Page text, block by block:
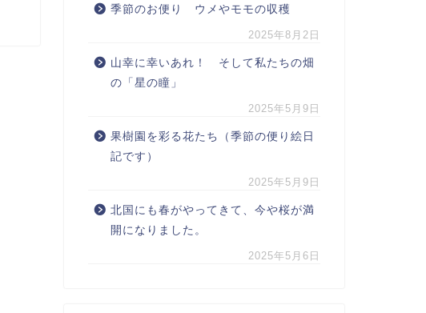
季節のお便り ウメやモモの収穫
2025年8月2日
山幸に幸いあれ！ そして私たちの畑
の「星の瞳」
2025年5月9日
果樹園を彩る花たち（季節の便り絵日
記です）
2025年5月9日
北国にも春がやってきて、今や桜が満
開になりました。
2025年5月6日